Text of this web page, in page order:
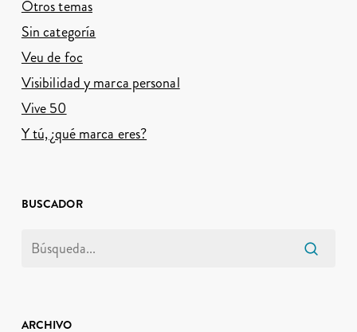
Otros temas
Sin categoría
Veu de foc
Visibilidad y marca personal
Vive 50
Y tú, ¿qué marca eres?
BUSCADOR
ARCHIVO